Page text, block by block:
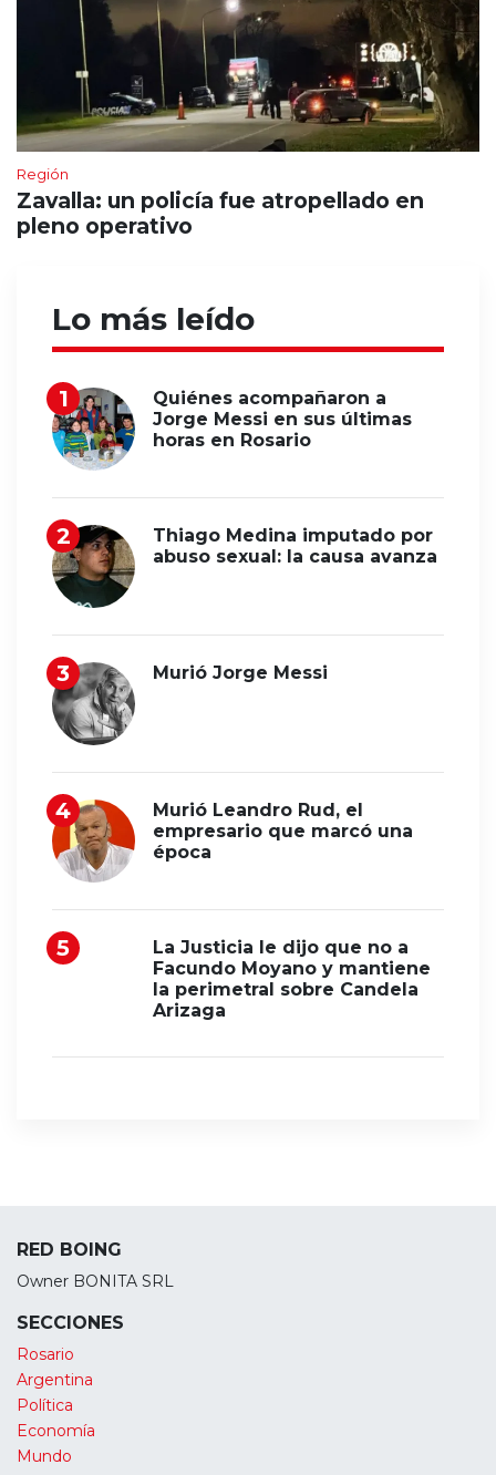
Región
Zavalla: un policía fue atropellado en
pleno operativo
Lo más leído
Quiénes acompañaron a
Jorge Messi en sus últimas
horas en Rosario
Thiago Medina imputado por
abuso sexual: la causa avanza
Murió Jorge Messi
Murió Leandro Rud, el
empresario que marcó una
época
La Justicia le dijo que no a
Facundo Moyano y mantiene
la perimetral sobre Candela
Arizaga
RED BOING
Owner BONITA SRL
SECCIONES
Rosario
Argentina
Política
Economía
Mundo